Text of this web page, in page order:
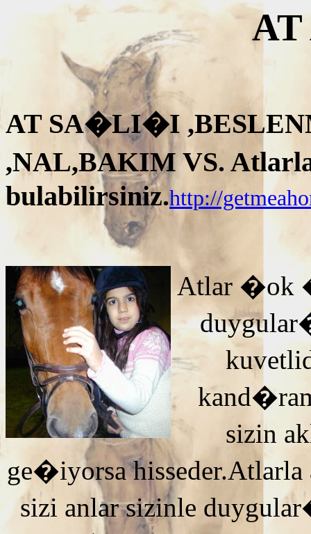
AT SA�LI�I
,NAL,BAKIM VS.
bulabilirsiniz.http://
Atlar �ok
sizin
ge�iyorsa
sizi anlar sizinle